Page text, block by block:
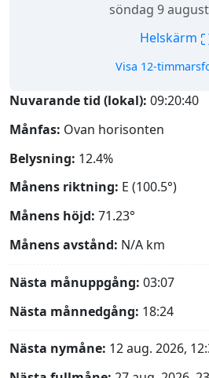
söndag 9
Helskärm
Visa 12-
Nuvarande tid (lokal): 09:20:41
Månfas: Ovan horisonten
Belysning: 12.4%
Månens riktning: E (100.5°)
Månens höjd: 71.23°
Månens avstånd: N/A km
Nästa månuppgång: 03:07
Nästa månnedgång: 18:24
Nästa nymåne: 12 aug. 2026,